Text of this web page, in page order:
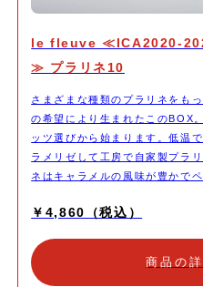
le fleuve ≪ICA2020-
≫ プラリネ10
さまざまな種類のプラリネをも
の希望により生まれたこのBOX
ッツ選びから始まります。低温
ラメリゼして工房で自家製プラ
ネはキャラメルの風味が豊かで
ャラメルの濃さは3種に調整。優
にするなど、キャラメリゼの工
製プラリネがあるからこそでき
￥4,860（税込）
商品の